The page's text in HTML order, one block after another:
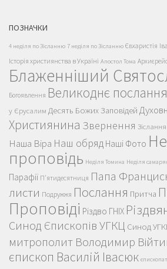
ПОЗНАЧКИ
4 неділя по Зісланню 7 неділя по Зісланню Євхаристія
Історія християнства в Україні Апостол Тома
Блаженніший
Богоявлення Великоднє послання
у Єрусалим Десять Божих Заповідей
Християнина Звернення
Наша Віра Наш обряд Наші Фото
проповідь Неділя Томина Неділя
Парафії П'ятидесятниця Папа
листи Подружжя Послання Притча
Проповіді Різдво ГНІХ
Синод Єпископів УГКЦ Синод
митрополит Володимир
єпископ Василій Івасюк